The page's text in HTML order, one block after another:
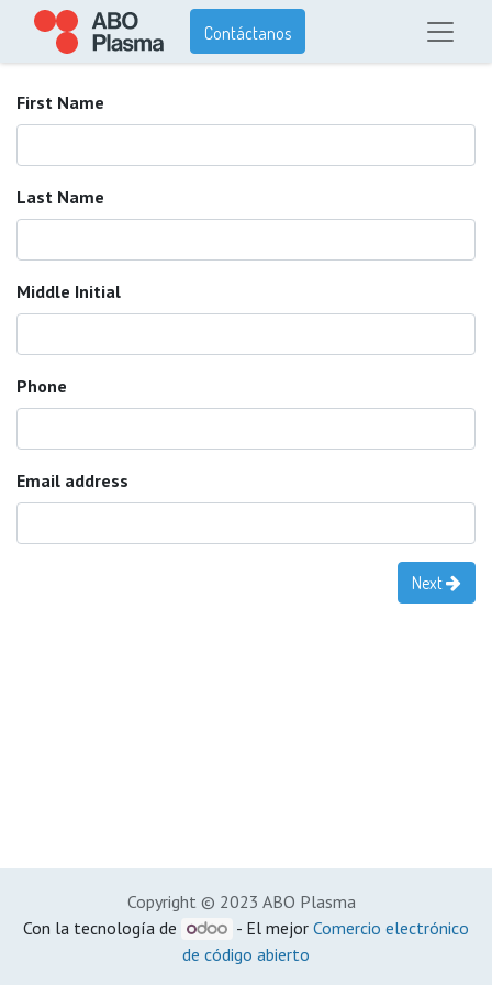
Contáctanos
First Name
Last Name
Middle Initial
Phone
Email address
Next
Copyright © 2023 ABO Plasma
Con la tecnología de
- El mejor Comercio electrónico
de código abierto